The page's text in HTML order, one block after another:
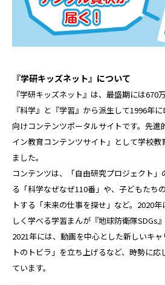
『学研キッズネット』について
『学研キッズネット』は、最盛期には670
『科学』と『学習』から派生して1996年
向けコンテンツポータルサイトです。先進
イン教育コンテンツサイト」として学校教
ました。
コンテンツは、「自由研究プロジェクト
る「科学なぜなぜ110番」や、子どもたち
トする「未来の仕事を探せ」など。2020
しく学べる学習まんが『地球防衛隊SDGs
2021年には、動画を中心とした新しいキ
トのトビラ」を立ち上げるなど、時勢に応
ています。